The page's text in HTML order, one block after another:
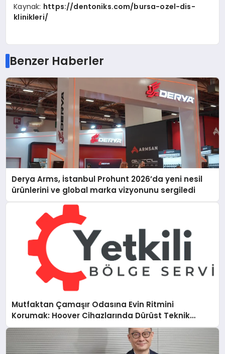
Kaynak: https://dentoniks.com/bursa-ozel-dis-
klinikleri/
Benzer Haberler
Derya Arms, İstanbul Prohunt 2026’da yeni nesil
ürünlerini ve global marka vizyonunu sergiledi
Mutfaktan Çamaşır Odasına Evin Ritmini
Korumak: Hoover Cihazlarında Dürüst Teknik
Destek Deneyimi